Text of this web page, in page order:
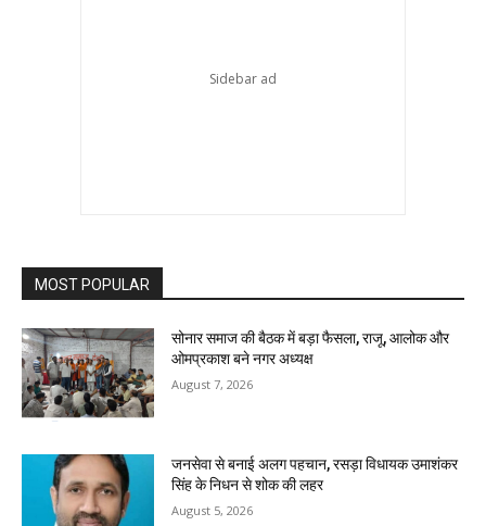
MOST POPULAR
सोनार समाज की बैठक में बड़ा फैसला, राजू, आलोक और
ओमप्रकाश बने नगर अध्यक्ष
August 7, 2026
जनसेवा से बनाई अलग पहचान, रसड़ा विधायक उमाशंकर
सिंह के निधन से शोक की लहर
August 5, 2026